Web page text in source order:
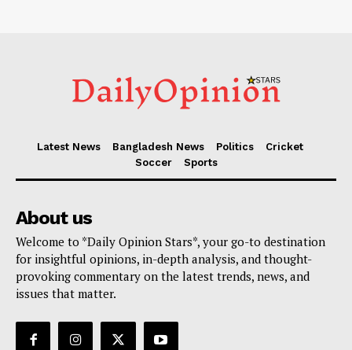
Latest News Bangladesh News Politics
Cricket
Soccer
Sports
About us
Welcome to *Daily Opinion Stars*, your go-to destination
for insightful opinions, in-depth analysis, and thought-
provoking commentary on the latest trends, news, and
issues that matter.